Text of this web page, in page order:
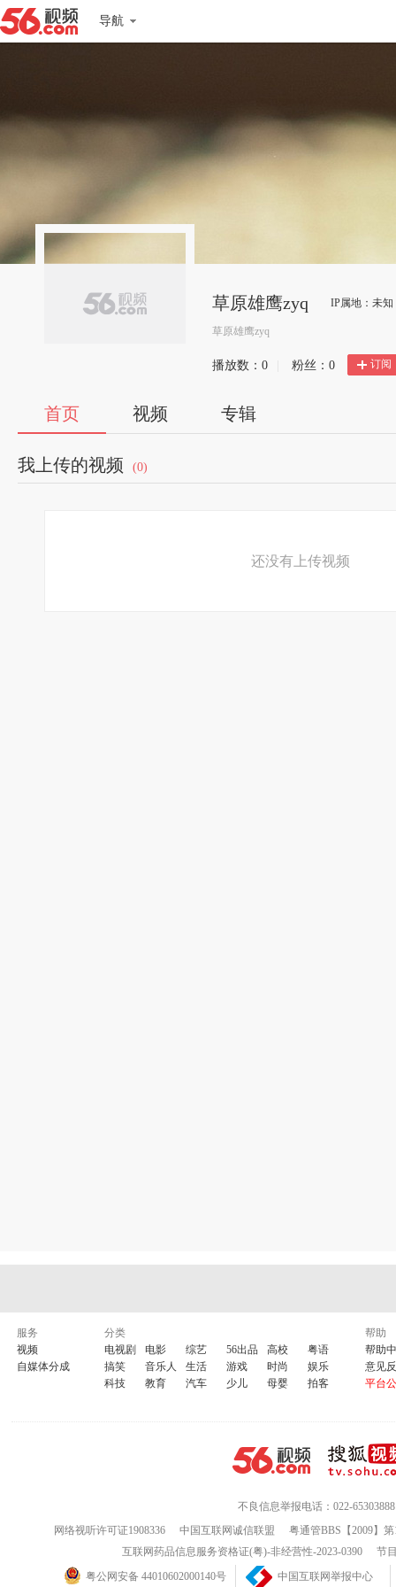
导航
草原雄鹰zyq IP属地：未知
草原雄鹰zyq
播放数： 0 粉丝： 0 订阅
首页 视频 专辑
我上传的视频 (0)
还没有上传视频
服务
视频
自媒体分成
分类
电视剧
电影 综艺 56出品 高校
粤语
搞笑
音乐人 生活 游戏 时尚
娱乐
科技
教育 汽车 少儿 母婴 拍客
帮助
帮助
意见
平台
不良信息举报电话：022-65303888
网络视听许可证1908336
中国互联网诚信联盟
粤通管BBS【2009】
互联网药品信息服务资格证(粤)-非经营性-2023-0390
节
粤公网安备 44010602000140号
中国互联网举报中心